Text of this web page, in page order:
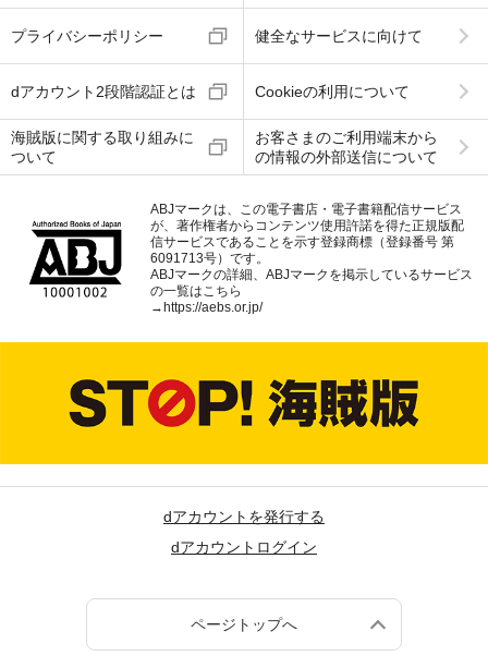
プライバシーポリシー 健全なサービスに向けて
dアカウント2段階認証とは Cookieの利用について
海賊版に関する取り組みに
ついて
お客さまのご利用端末から
の情報の外部送信について
ABJマークは、この電子書店・電子書籍配信サービス
が、著作権者からコンテンツ使用許諾を得た正規版配
信サービスであることを示す登録商標（登録番号 第
6091713号）です。
ABJマークの詳細、ABJマークを掲示しているサービス
の一覧はこちら
→ https://aebs.or.jp/
dアカウントを発行する
dアカウントログイン
ページトップへ